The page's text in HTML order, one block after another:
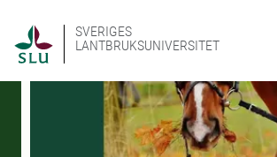
SVERIGES
LANTBRUKSUNIVERSITET